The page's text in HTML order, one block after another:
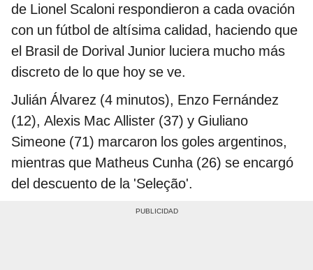
de Lionel Scaloni respondieron a cada ovación
con un fútbol de altísima calidad, haciendo que
el Brasil de Dorival Junior luciera mucho más
discreto de lo que hoy se ve.
Julián Álvarez (4 minutos), Enzo Fernández
(12), Alexis Mac Allister (37) y Giuliano
Simeone (71) marcaron los goles argentinos,
mientras que Matheus Cunha (26) se encargó
del descuento de la 'Seleção'.